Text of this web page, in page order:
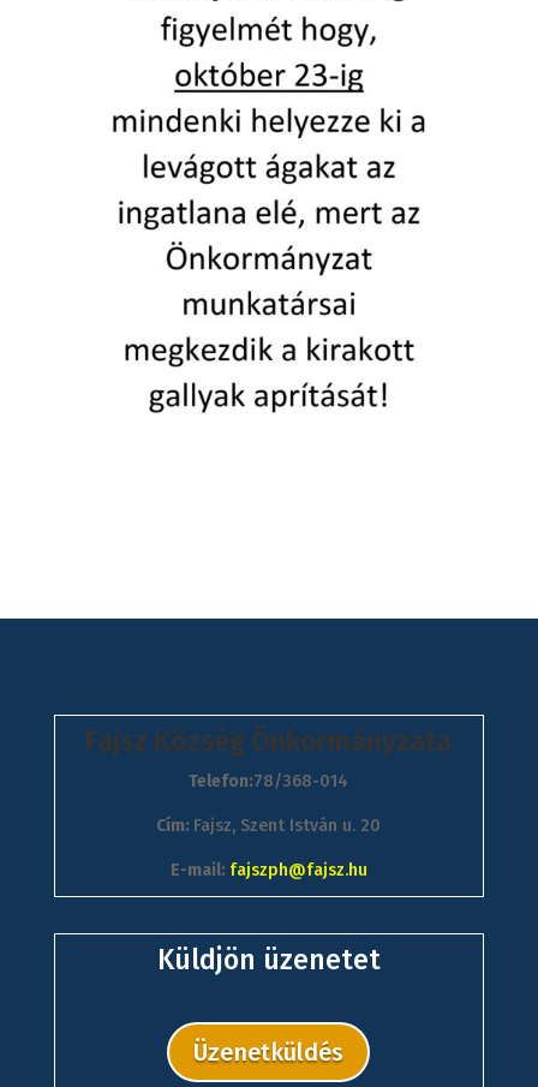
Fajsz Község Önkormányzata
Telefon:78/368-014
Cím: Fajsz, Szent István u. 20
E-mail: fajszph@fajsz.hu
Küldjön üzenetet
Üzenetküldés